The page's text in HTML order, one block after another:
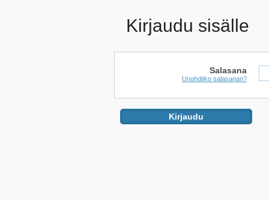
Kirjaudu sisälle
Salasana
Unohditko salasanan?